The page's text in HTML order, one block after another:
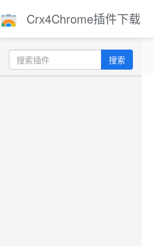
Crx4Chrome插件下载
搜索